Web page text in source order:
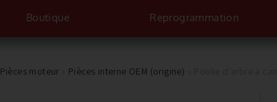
Boutique Reprogrammation
Pièces moteur Pièces interne OEM (origine)